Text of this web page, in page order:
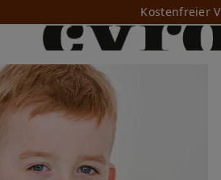
Kostenfreier